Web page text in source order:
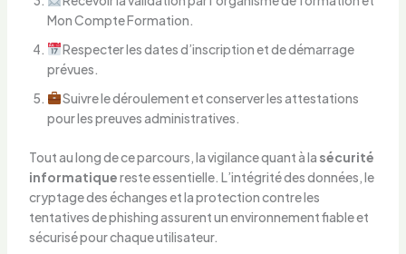
Mon Compte Formation.
Respecter les dates d’inscription et de démarrage
prévues.
Suivre le déroulement et conserver les attestations
pour les preuves administratives.
Tout au long de ce parcours, la vigilance quant à la sécurité
informatiquereste essentielle. L’intégrité des données, le
cryptage des échanges et la protection contre les
tentatives de phishing assurent un environnement fiable et
sécurisé pour chaque utilisateur.